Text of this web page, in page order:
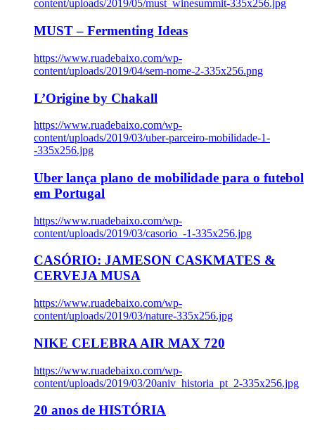
content/uploads/2019/05/must_winesummit-335x256.jpg
MUST – Fermenting Ideas
https://www.ruadebaixo.com/wp-
content/uploads/2019/04/sem-nome-2-335x256.png
L’Origine by Chakall
https://www.ruadebaixo.com/wp-
content/uploads/2019/03/uber-parceiro-mobilidade-1-
-335x256.jpg
Uber lança plano de mobilidade para o futebol
em Portugal
https://www.ruadebaixo.com/wp-
content/uploads/2019/03/casorio_-1-335x256.jpg
CASÓRIO: JAMESON CASKMATES &
CERVEJA MUSA
https://www.ruadebaixo.com/wp-
content/uploads/2019/03/nature-335x256.jpg
NIKE CELEBRA AIR MAX 720
https://www.ruadebaixo.com/wp-
content/uploads/2019/03/20aniv_historia_pt_2-335x256.jpg
20 anos de HISTÓRIA